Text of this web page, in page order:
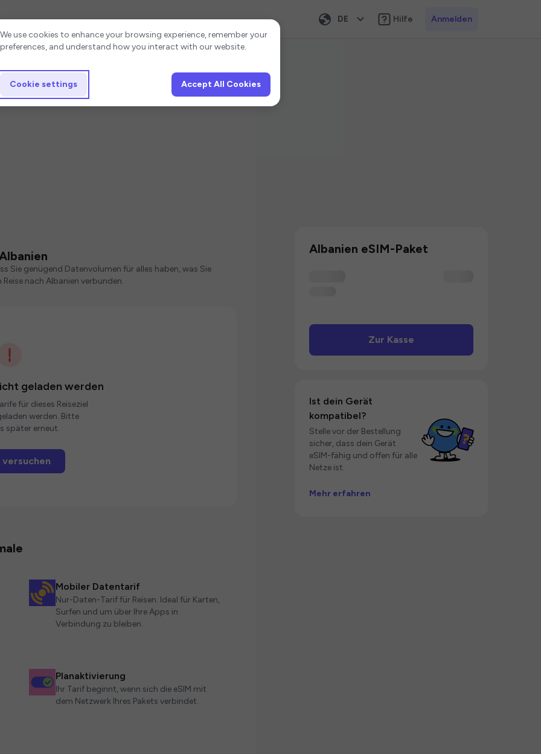
DE Hilfe Anmelden
Sie genügend Datenvolumen für alles haben, was Sie
nach Albanien verbunden.
geladen werden
für dieses Reiseziel
werden. Bitte
später erneut.
Mobiler Datentarif
Nur-Daten-Tarif für Reisen. Ideal für Karten,
Surfen und um über Ihre Apps in
Verbindung zu bleiben.
Planaktivierung
Ihr Tarif beginnt, wenn sich die eSIM mit
dem Netzwerk Ihres Pakets verbindet.
Albanien eSIM-Paket
Zur Kasse
Ist dein Gerät
kompatibel?
Stelle vor der Bestellung
sicher, dass dein Gerät
eSIM-fähig und offen für alle
Netze ist.
Mehr erfahren
Cookie settings
We use cookies to enhance your browsing experience, remember your
preferences, and understand how you interact with our website.
Cookie settings Accept All Cookies